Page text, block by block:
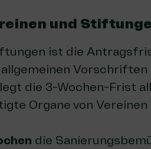
und
ist die
Vorschriften
legt die 3-Wochen-Frist
Organevon
die